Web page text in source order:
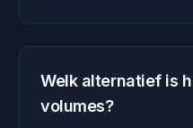
Welk alternatief is
volumes?